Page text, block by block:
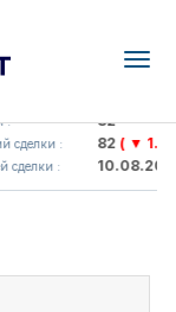
sug'urta
82
сделки : 82( ▼ 1.91 )
сделки : 10.08.2026